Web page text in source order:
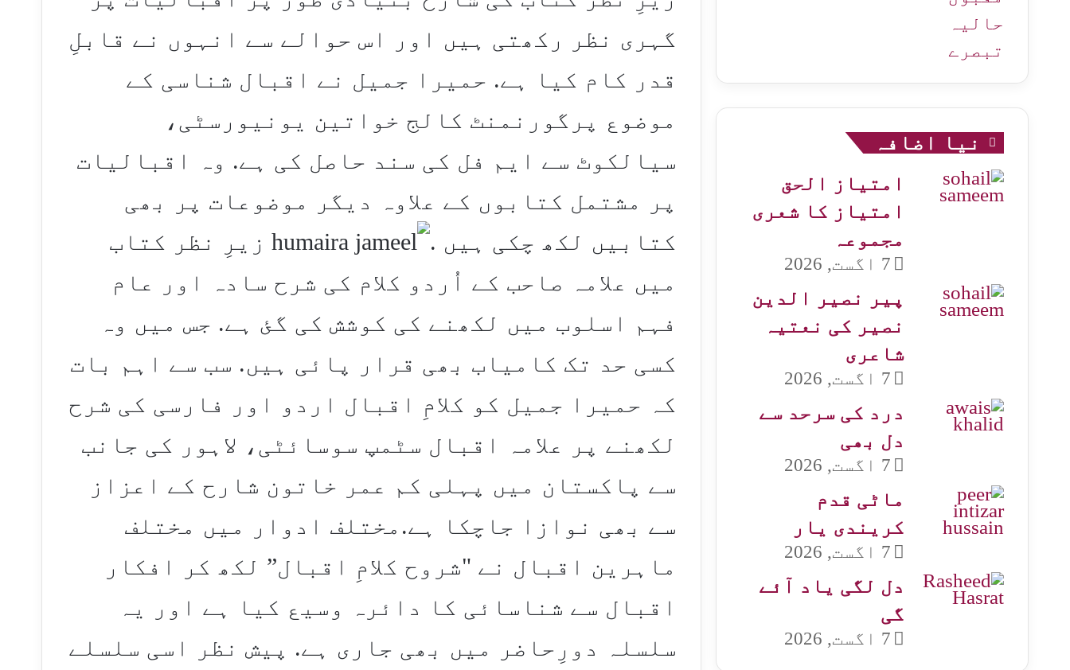
گہری نظر رکھتی ہیں اور اس حوالے سے انہوں نے قابلِ
قدر کام کیا ہے. حمیرا جمیل نے اقبال شناسی کے
موضوع پرگورنمنٹ کالج خواتین یونیورسٹی،
سیالکوٹ سے ایم فل کی سند حاصل کی ہے. وہ اقبالیات
پر مشتمل کتابوں کے علاوہ دیگر موضوعات پر بھی
کتابیں لکھ چکی ہیں .
زیرِ نظر کتاب
میں علامہ صاحب کے اُردو کلام کی شرح سادہ اور عام
فہم اسلوب میں لکھنے کی کوشش کی گئ ہے. جس میں وہ
کسی حد تک کامیاب بھی قرار پائی ہیں. سب سے اہم بات
کہ حمیرا جمیل کو کلامِ اقبال اردو اور فارسی کی شرح
لکھنے پر علامہ اقبال سٹمپ سوسائٹی، لاہور کی جانب
سے پاکستان میں پہلی کم عمر خاتون شارح کے اعزاز
سے بھی نوازا جاچکا ہے.مختلف ادوار میں مختلف
ماہرین اقبال نے "شروح کلامِ اقبال” لکھ کر افکار
اقبال سے شناسائی کا دائرہ وسیع کیا ہے اور یہ
سلسلہ دورِحاضر میں بھی جاری ہے. پیش نظر اسی سلسلے
حالیہ
تبصرے
نیا اضافہ
امتیاز الحق
امتیاز کا شعری
مجموعہ
7 اگست, 2026
پیر نصیر الدین
نصیر کی نعتیہ
شاعری
7 اگست, 2026
درد کی سرحد سے
دل بھی
7 اگست, 2026
ماٹی قدم
کریندی یار
7 اگست, 2026
دل لگی یاد آئے
گی
7 اگست, 2026